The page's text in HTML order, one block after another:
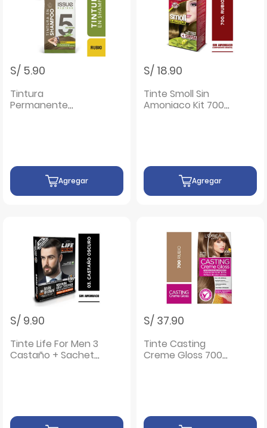
S/ 5.90
Tintura
Permanente
Agregar
S/ 18.90
Tinte Smoll Sin
Amoniaco Kit 700
Agregar
S/ 9.90
Tinte Life For Men 3
Castaño + Sachet
S/ 37.90
Tinte Casting
Creme Gloss 700